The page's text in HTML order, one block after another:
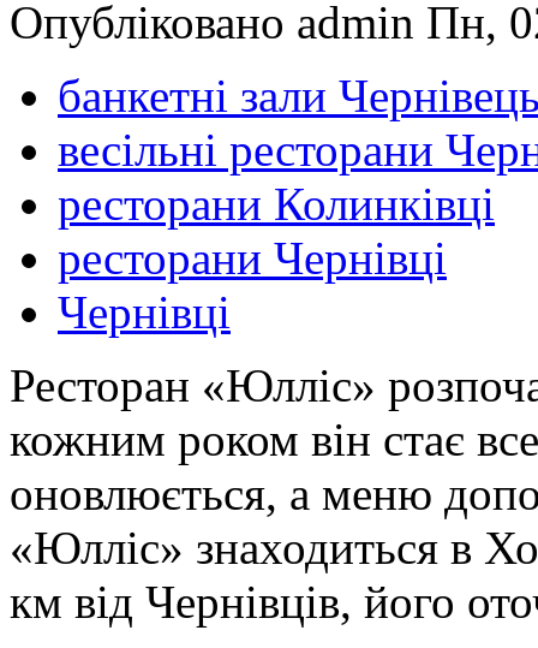
Опубліковано admin Пн,
банкетні зали
весільні ресторани
ресторани Колинківці
ресторани Чернівці
Чернівці
Ресторан «Юлліс»
кожним роком він стає
оновлюється, а меню
«Юлліс» знаходиться в
км від Чернівців, його